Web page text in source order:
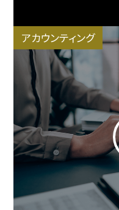
アカウンティング